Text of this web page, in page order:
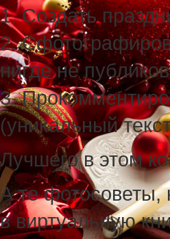
1. Создать
2.
нигде не
3.
(уникальный
Лучшего в этом
А те фотосоветы,
в виртуальную